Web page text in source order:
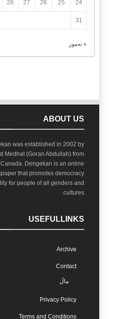
24
25
26
27
28
31
« تەموز
ABOUT US
was established in 2002 by
Medhat (Goran Abdullah) from
Dengekan is an online
that promotes democracy
for people of all genders and
cultures.
USEFULLINKS
Archive
Contact
ماڵ
Privacy Policy
Terms and Conditions